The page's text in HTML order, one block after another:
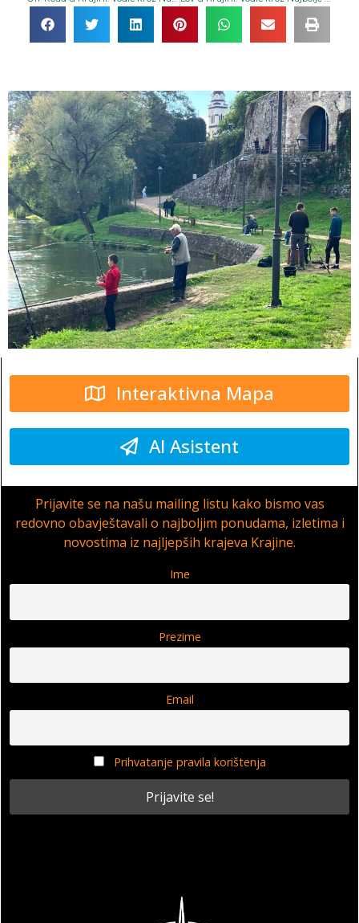
Interaktivna Mapa
AI Asistent
Prijavite se na našu mailing listu kako bismo vas
redovno obavještavali o najboljim ponudama, izletima i
novostima iz najljepših krajeva Krajine.
Ime
Prezime
Email
Prihvatanje pravila korištenja